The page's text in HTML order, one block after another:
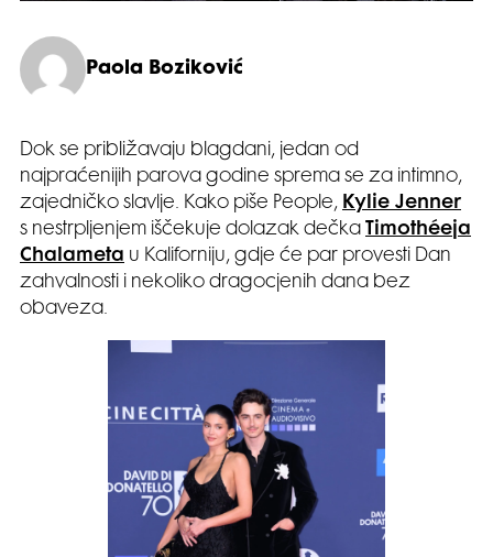
Paola Boziković
Dok se približavaju blagdani, jedan od
najpraćenijih parova godine sprema se za intimno,
zajedničko slavlje. Kako piše People, Kylie Jenner
s nestrpljenjem iščekuje dolazak dečka
Timothéeja
Chalameta u Kaliforniju, gdje će par provesti Dan
zahvalnosti i nekoliko dragocjenih dana bez
obaveza.